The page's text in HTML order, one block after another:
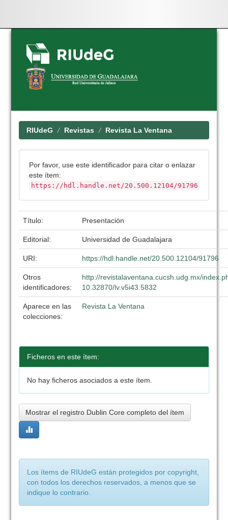
Skip
navigation
RIUdeG Revistas Revista La Ventana
Por favor, use este identificador para citar o enlazar
este ítem:
https://hdl.handle.net/20.500.12104/91796
Título: Presentación
Editorial: Universidad de Guadalajara
URI: https://hdl.handle.net/20.500.12104/91796
Otros
identificadores:
http://revistalaventana.cucsh.udg.mx/
10.32870/lv.v5i43.5832
Aparece en las
colecciones:
Revista La Ventana
Ficheros en este ítem:
No hay ficheros asociados a este ítem.
Mostrar el registro Dublin Core completo del ítem
Los ítems de RIUdeG están protegidos por copyright,
con todos los derechos reservados, a menos que se
indique lo contrario.